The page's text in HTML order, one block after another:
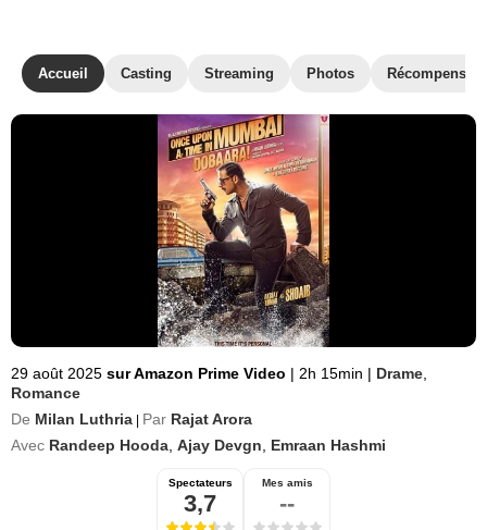
Accueil Casting Streaming Photos Récompenses
29 août 2025 sur Amazon Prime Video | 2h 15min | Drame
Romance
De Milan Luthria Par Rajat Arora
Avec Randeep Hooda Ajay Devgn Emraan Hashmi
Spectateurs
3,7
Mes amis
--